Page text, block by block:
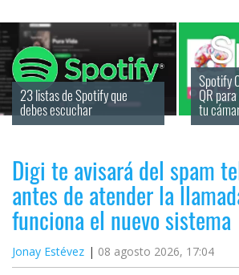
23 listas de Spotify que
debes escuchar
Spotify
QR
tu
Digi te avisará del spam
antes de atender la
funciona el nuevo sistema
Jonay Estévez 08 agosto 2026, 17:04